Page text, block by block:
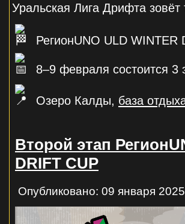
Уральская Лига Дрифта
РегионUNO ULD WINTER
8–9 февраля состоится 3
Озеро Калды, база
Второй этап
DRIFT CUP
Опубликовано: 09 января 2025